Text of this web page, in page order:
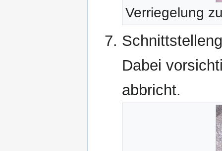
Verriegelung
Dabei
abbricht.